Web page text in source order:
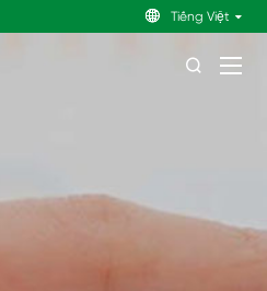
 Tiếng Việt
